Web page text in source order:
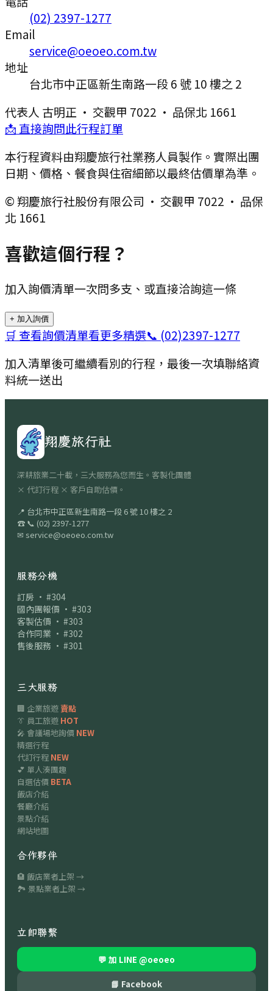
(02) 2397-1277
Email
service@oeoeo.com.tw
地址
台北市中正區新生南路一段 6 號 10 樓之 2
代表人 古明正 · 交觀甲 7022 · 品保北 1661
📩 直接詢問此行程訂單
本行程資料由翔慶旅行社業務人員製作。實際出團
日期、價格、餐食與住宿細節以最終估價單為準。
© 翔慶旅行社股份有限公司 · 交觀甲 7022 · 品保
北 1661
喜歡這個行程？
加入詢價清單一次問多支、或直接洽詢這一條
+ 加入詢價
🛒 查看詢價清單看更多精選📞 (02)2397-1277
加入清單後可繼續看別的行程，最後一次填聯絡資
料統一送出
翔慶旅行社
深耕旅業二十載，三大服務為您而生。客製化團體
× 代訂行程 × 客戶自助估價。
📍 台北市中正區新生南路一段 6 號 10 樓之 2
☎ 📞 (02) 2397-1277
✉ service@oeoeo.com.tw
服務分機
訂房 · #304
國內團報價 · #303
客製估價 · #303
合作同業 · #302
售後服務 · #301
三大服務
🏢 企業旅遊賣點
👔 員工旅遊 HOT
🎤 會議場地詢價 NEW
精選行程
代訂行程 NEW
💕 單人湊團趣
自選估價 BETA
飯店介紹
餐廳介紹
景點介紹
網站地圖
合作夥伴
🏨 飯店業者上架 →
🏞 景點業者上架 →
立即聯繫
💬 加 LINE @oeoeo
📘 Facebook